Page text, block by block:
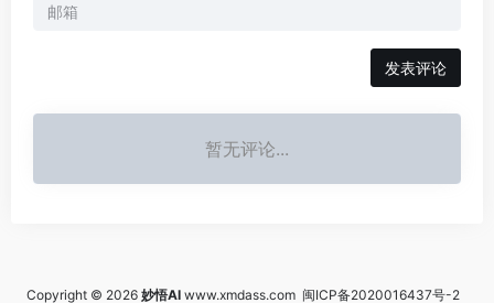
发表评论
暂无评论...
Copyright © 2026 妙悟AI www.xmdass.com 闽ICP备2020016437号-2